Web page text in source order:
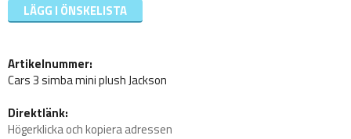
LÄGG I ÖNSKELISTA
Artikelnummer:
Cars 3 simba mini plush Jackson
Direktlänk:
Högerklicka och kopiera adressen